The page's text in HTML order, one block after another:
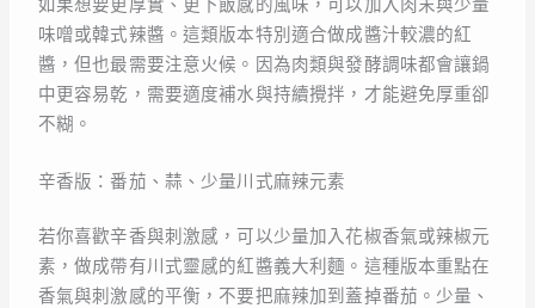
如果想要更厚實、更下飯感的風味，可以加入肉末與少量
味噌或韓式辣醬。這類版本特別適合做成醬汁較濃的紅
醬，但也最需要注意火候。因為肉類與發酵調味都會讓鍋
中更容易乾，需要適度補水與持續攪拌，才能避免厚重卻
不糊。
辛香版：番茄、蒜、少量川式麻辣元素
若你喜歡辛香與刺激感，可以少量加入花椒香氣或辣椒元
素，做成帶有川式靈感的紅醬義大利麵。這種版本重點在
香氣與刺激感的平衡，不要把麻辣加到蓋掉番茄。少量、